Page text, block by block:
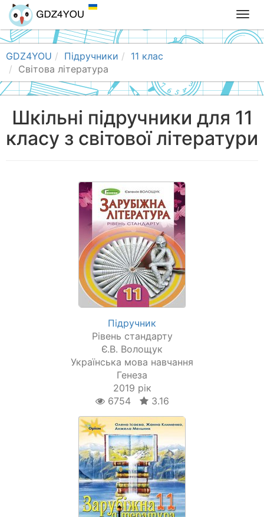
T
o
g
e
n
i
g
GDZ4YOU Підручники
11 клас
Світова література
Шкільні підручники для 11
класу з світової літератури
Підручник
Рівень стандарту
Є.В. Волощук
Українська мова навчання
Генеза
2019 рік
6754
3.16